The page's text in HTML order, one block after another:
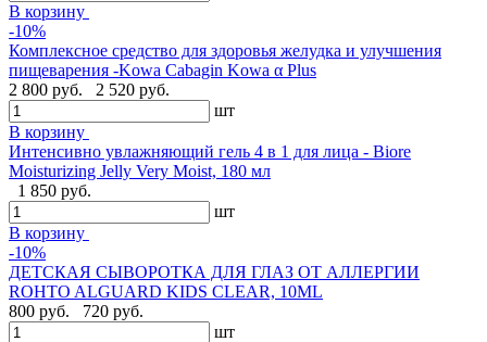
В корзину
-10%
Комплексное средство для здоровья желудка и улучшения
пищеварения -Kowa Cabagin Kowa α Plus
2 800 руб.
2 520 руб.
шт
В корзину
Интенсивно увлажняющий гель 4 в 1 для лица - Biore
Moisturizing Jelly Very Moist, 180 мл
1 850 руб.
шт
В корзину
-10%
ДЕТСКАЯ СЫВОРОТКА ДЛЯ ГЛАЗ ОТ АЛЛЕРГИИ
ROHTO ALGUARD KIDS CLEAR, 10ML
800 руб.
720 руб.
шт